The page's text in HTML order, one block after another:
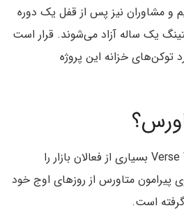
و مشاوران نیز پس از قفل یک دوره
یک ساله آزاد می‌شوند. قرار است
توکن‌های خزانه این پروژه
عرضه ناگهانی توکن Verse World بسیاری از فعالان بازار را
پیرامون متاورس از روزهای اوج خود